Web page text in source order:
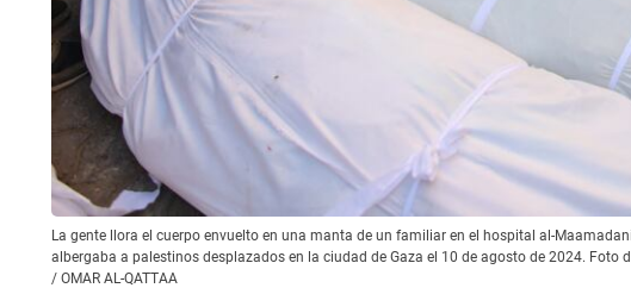
La gente llora el cuerpo envuelto en una manta de un familiar en el hospital al-
albergaba a palestinos desplazados en la ciudad de Gaza el 10 de agosto de 2024. Foto
/ OMAR AL-QATTAA